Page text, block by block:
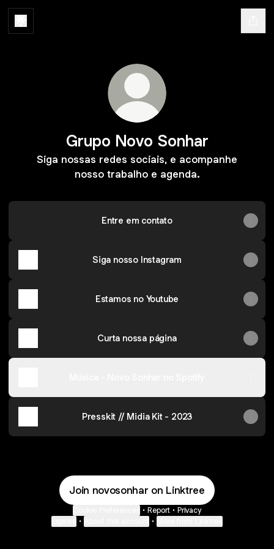
Grupo Novo Sonhar
Siga nossas redes sociais, e acompanhe
nosso trabalho e agenda.
Entre em contato
Siga nosso Instagram
Estamos no Youtube
Curta nossa página
Presskit // Midia Kit - 2023
Join novosonhar on Linktree
• Report • Privacy
• •